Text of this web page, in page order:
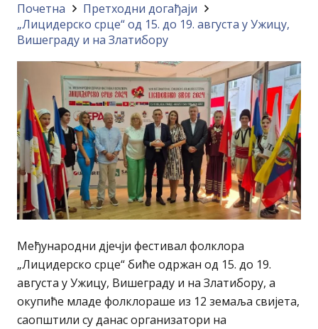
Почетна
Претходни догађаји
„Лицидерско срце“ од 15. до 19. августа у Ужицу,
Вишеграду и на Златибору
Међународни дјечји фестивал фолклора
„Лицидерско срце“ биће одржан од 15. до 19.
августа у Ужицу, Вишеграду и на Златибору, а
окупиће младе фолклораше из 12 земаља свијета,
саопштили су данас организатори на